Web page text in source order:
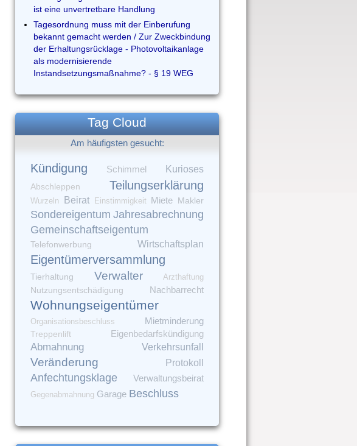
ist eine unvertretbare Handlung
Tagesordnung muss mit der Einberufung
bekannt gemacht werden / Zur Zweckbindung
der Erhaltungsrücklage - Photovoltaikanlage
als modernisierende
Instandsetzungsmaßnahme? - § 19 WEG
Tag Cloud
Am häufigsten gesucht:
Kündigung Schimmel Kurioses
Abschleppen Teilungserklärung
Wurzeln Beirat Einstimmigkeit Miete Makler
Sondereigentum Jahresabrechnung
Gemeinschaftseigentum
Telefonwerbung Wirtschaftsplan
Eigentümerversammlung
Tierhaltung Verwalter Arzthaftung
Nutzungsentschädigung Nachbarrecht
Wohnungseigentümer
Organisationsbeschluss Mietminderung
Treppenlift Eigenbedarfskündigung
Abmahnung Verkehrsunfall
Veränderung Protokoll
Anfechtungsklage Verwaltungsbeirat
Gegenabmahnung Garage Beschluss